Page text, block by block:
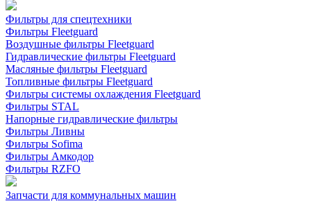
Фильтры для спецтехники
Фильтры Fleetguard
Воздушные фильтры Fleetguard
Гидравлические фильтры Fleetguard
Масляные фильтры Fleetguard
Топливные фильтры Fleetguard
Фильтры системы охлаждения Fleetguard
Фильтры STAL
Напорные гидравлические фильтры
Фильтры Ливны
Фильтры Sofima
Фильтры Амкодор
Фильтры RZFO
Запчасти для коммунальных машин